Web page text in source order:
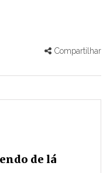
Compartilhar
de lá